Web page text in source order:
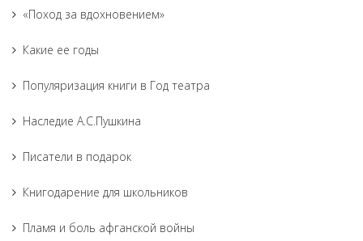
«Поход за вдохновением»
Какие ее годы
Популяризация книги в Год театра
Наследие А.С.Пушкина
Писатели в подарок
Книгодарение для школьников
Пламя и боль афганской войны